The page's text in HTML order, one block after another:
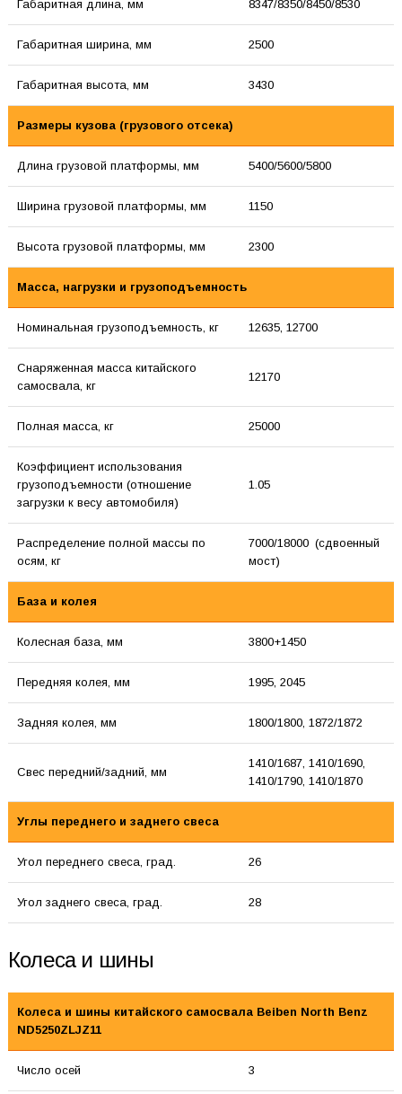
Габаритная длина, мм 8347/8350/8450/8530
Габаритная ширина, мм 2500
Габаритная высота, мм 3430
Размеры кузова (грузового отсека)
Длина грузовой платформы, мм 5400/5600/5800
Ширина грузовой платформы, мм 1150
Высота грузовой платформы, мм 2300
Масса, нагрузки и грузоподъемность
Номинальная грузоподъемность, кг 12635, 12700
Снаряженная масса китайского
самосвала, кг
12170
Полная масса, кг 25000
Коэффициент использования
грузоподъемности (отношение
загрузки к весу автомобиля)
1.05
Распределение полной массы по
осям, кг
7000/18000 (сдвоенный
мост)
База и колея
Колесная база, мм 3800+1450
Передняя колея, мм 1995, 2045
Задняя колея, мм 1800/1800, 1872/1872
Свес передний/задний, мм
1410/1687, 1410/1690,
1410/1790, 1410/1870
Углы переднего и заднего свеса
Угол переднего свеса, град. 26
Угол заднего свеса, град. 28
Колеса и шины
Колеса и шины китайского самосвала Beiben North Benz
ND5250ZLJZ11
Число осей 3